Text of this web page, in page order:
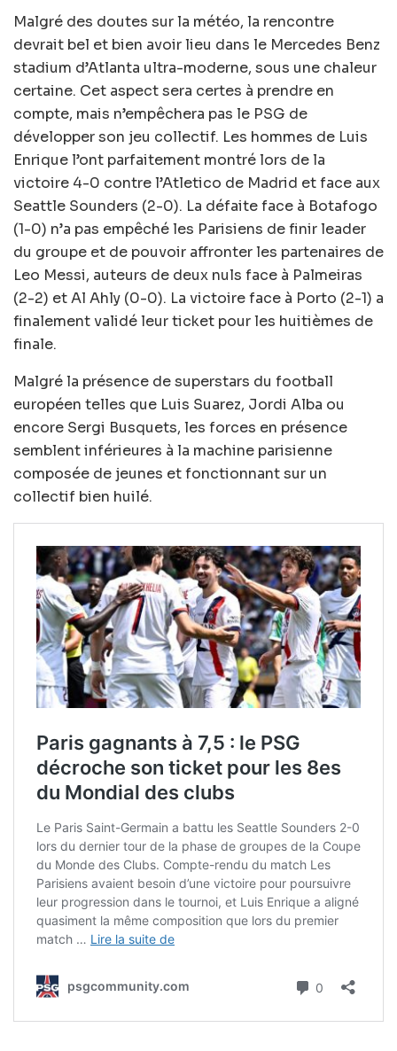
Malgré des doutes sur la météo, la rencontre
devrait bel et bien avoir lieu dans le Mercedes Benz
stadium d’Atlanta ultra-moderne, sous une chaleur
certaine. Cet aspect sera certes à prendre en
compte, mais n’empêchera pas le PSG de
développer son jeu collectif. Les hommes de Luis
Enrique l’ont parfaitement montré lors de la
victoire 4-0 contre l’Atletico de Madrid et face aux
Seattle Sounders (2-0). La défaite face à Botafogo
(1-0) n’a pas empêché les Parisiens de finir leader
du groupe et de pouvoir affronter les partenaires de
Leo Messi, auteurs de deux nuls face à Palmeiras
(2-2) et Al Ahly (0-0). La victoire face à Porto (2-1) a
finalement validé leur ticket pour les huitièmes de
finale.
Malgré la présence de superstars du football
européen telles que Luis Suarez, Jordi Alba ou
encore Sergi Busquets, les forces en présence
semblent inférieures à la machine parisienne
composée de jeunes et fonctionnant sur un
collectif bien huilé.